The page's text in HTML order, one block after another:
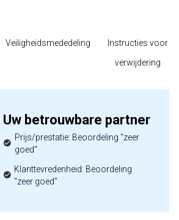
Veiligheidsmededeling
Instructies voor
verwijdering
Uw betrouwbare partner
Prijs/prestatie: Beoordeling "zeer
goed"
Klanttevredenheid: Beoordeling
"zeer goed"